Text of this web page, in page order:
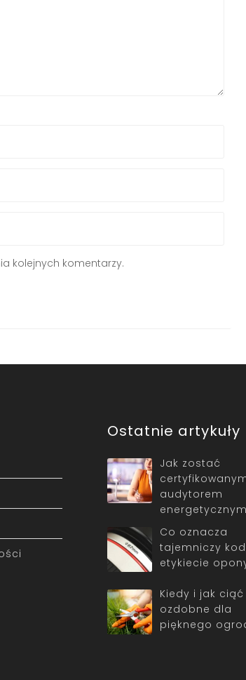
kolejnych komentarzy.
Ostatnie artykuły
Jak zostać
audytorem
Co oznacza
tajemniczy
etykiecie
Kiedy i jak
ozdobne dla
pięknego